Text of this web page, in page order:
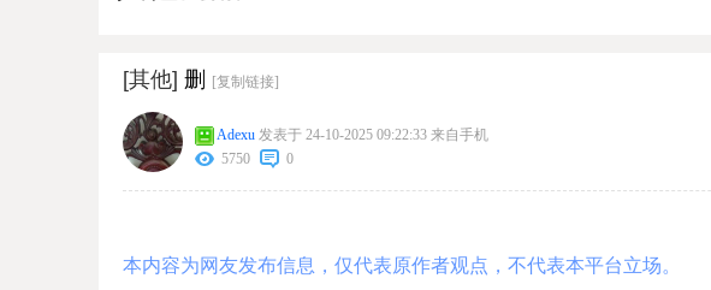
[其他] 删 [复制链接]
Adexu 发表于 24-10-2025 09:22:33 来自手机
5750
0
本内容为网友发布信息，仅代表原作者观点，不代表本平台立场。